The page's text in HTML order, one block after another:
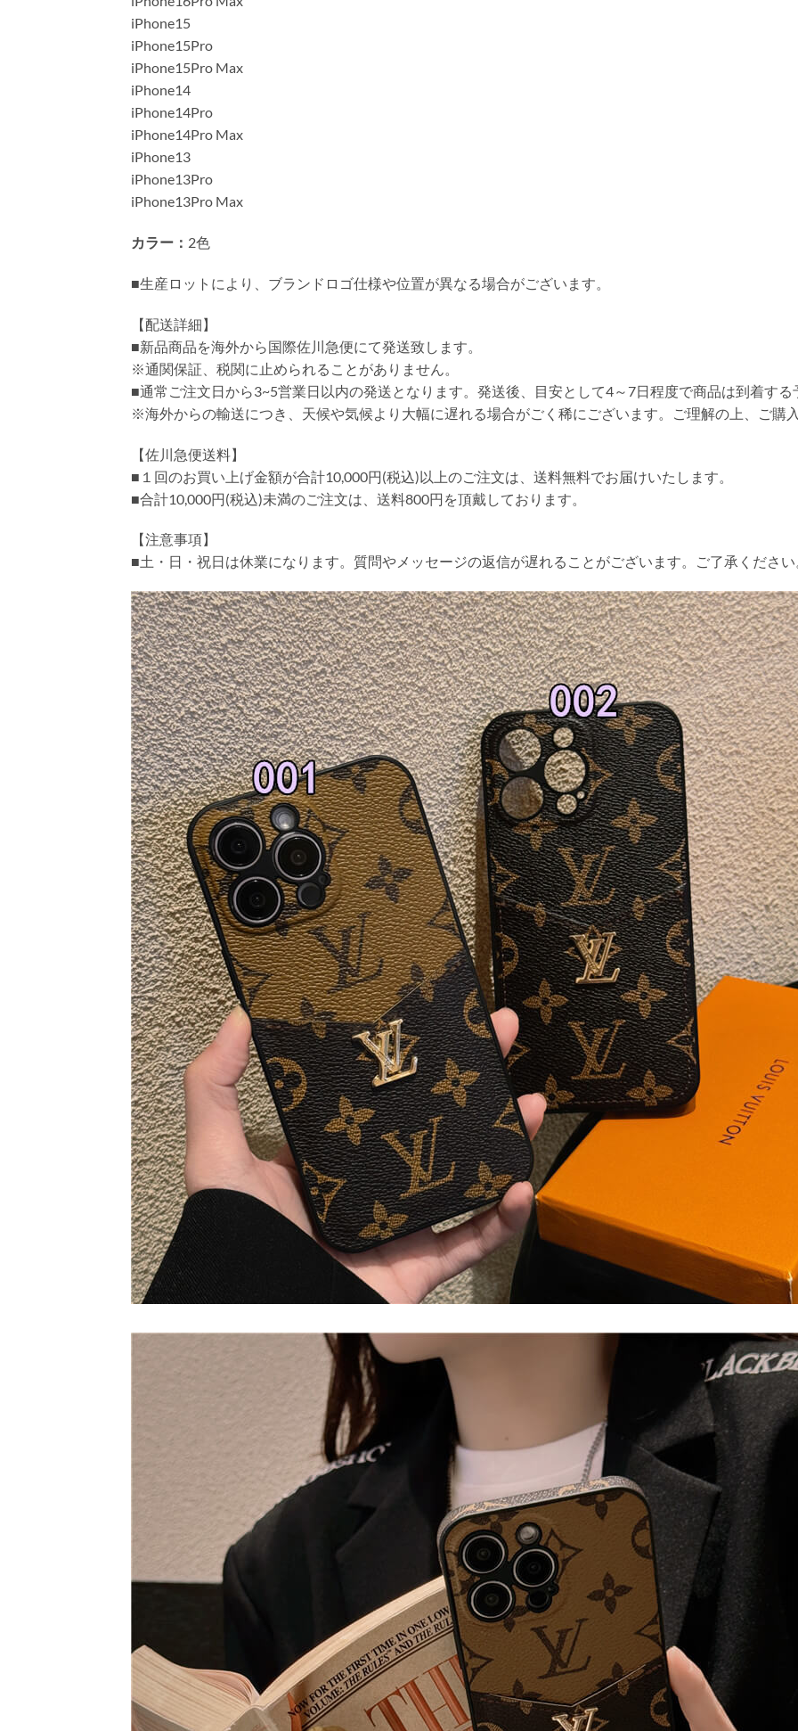
iPhone15
iPhone15Pro
iPhone15Pro Max
iPhone14
iPhone14Pro
iPhone14Pro Max
iPhone13
iPhone13Pro
iPhone13Pro Max
カラー： 2色
■生産ロットにより、ブランドロゴ仕様や位置が異なる場合がございます。
【配送詳細】
■新品商品を海外から国際佐川急便にて発送致します。
※通関保証、税関に止められることがありません。
■通常ご注文日から3~5営業日以内の発送となります。発送後、目安として4～7日程度で商品は到着する
※海外からの輸送につき、天候や気候より大幅に遅れる場合がごく稀にございます。ご理解の上、ご購
【佐川急便送料】
■１回のお買い上げ金額が合計10,000円(税込)以上のご注文は、送料無料でお届けいたします。
■合計10,000円(税込)未満のご注文は、送料800円を頂戴しております。
【注意事項】
■土・日・祝日は休業になります。質問やメッセージの返信が遅れることがございます。ご了承くださ